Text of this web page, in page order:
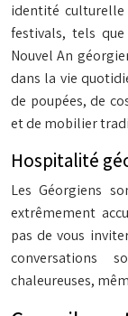
identité
festivals, tels
Nouvel An
dans la vie
de poupées, de
et de mobilier
Hospitalité
Les Géorgiens
extrêmement
pas de vous
conversations
chaleureuses,